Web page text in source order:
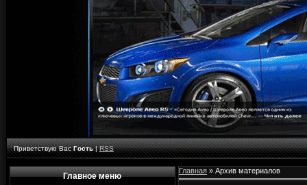
Приветствую Вас Гость|RSS
Главное меню
Главная » Архив материалов